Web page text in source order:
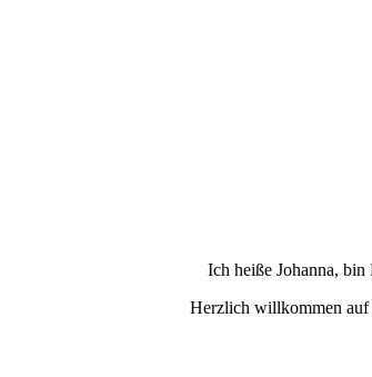
Ich heiße Johanna,
Herzlich willkommen auf